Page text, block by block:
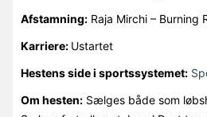
Afstamning:Raja Mirchi – Burning
Karriere: Ustartet
Hestens side i sportssystemet:
Om hesten:Sælges både som